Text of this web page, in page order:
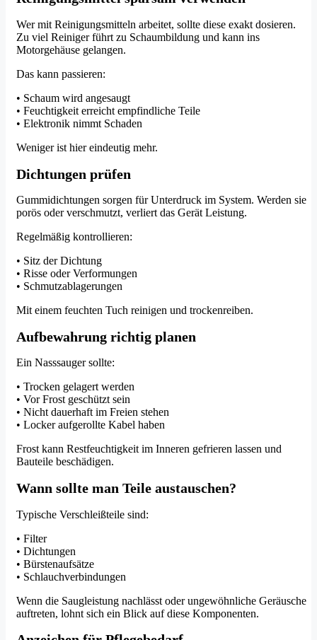
Wer mit Reinigungsmitteln arbeitet, sollte diese exakt dosieren.
Zu viel Reiniger führt zu Schaumbildung und kann ins
Motorgehäuse gelangen.
Das kann passieren:
• Schaum wird angesaugt
• Feuchtigkeit erreicht empfindliche Teile
• Elektronik nimmt Schaden
Weniger ist hier eindeutig mehr.
Dichtungen prüfen
Gummidichtungen sorgen für Unterdruck im System. Werden sie
porös oder verschmutzt, verliert das Gerät Leistung.
Regelmäßig kontrollieren:
• Sitz der Dichtung
• Risse oder Verformungen
• Schmutzablagerungen
Mit einem feuchten Tuch reinigen und trockenreiben.
Aufbewahrung richtig planen
Ein Nasssauger sollte:
• Trocken gelagert werden
• Vor Frost geschützt sein
• Nicht dauerhaft im Freien stehen
• Locker aufgerollte Kabel haben
Frost kann Restfeuchtigkeit im Inneren gefrieren lassen und
Bauteile beschädigen.
Wann sollte man Teile austauschen?
Typische Verschleißteile sind:
• Filter
• Dichtungen
• Bürstenaufsätze
• Schlauchverbindungen
Wenn die Saugleistung nachlässt oder ungewöhnliche Geräusche
auftreten, lohnt sich ein Blick auf diese Komponenten.